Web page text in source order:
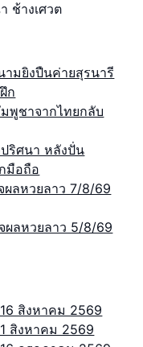
ช้างเศวต
ามยิงปืนค่ายสุรนารี
ก
พูชาจากไทยกลับ
ปริศนา หลังปั่น
มือถือ
ลหวยลาว 7/8/69
ผลหวยลาว 5/8/69
สิงหาคม 2569
สิงหาคม 2569